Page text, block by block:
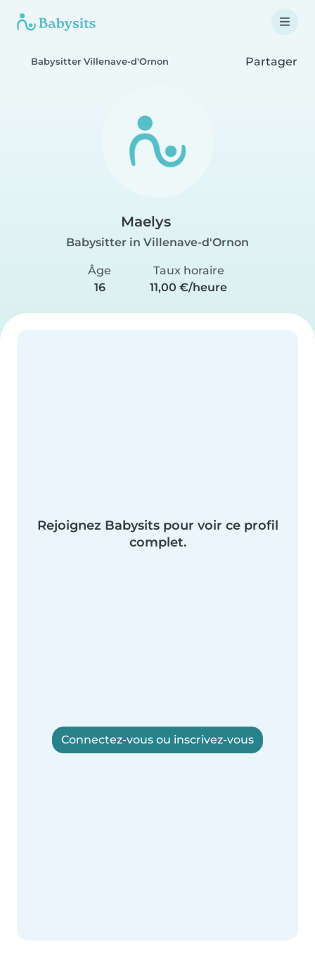
Babysitter Villenave-d'Ornon Partager
Maelys
Babysitter in Villenave-d'Ornon
Âge
16
Taux horaire
11,00 €/heure
Rejoignez Babysits pour voir ce profil
complet.
Connectez-vous ou inscrivez-vous